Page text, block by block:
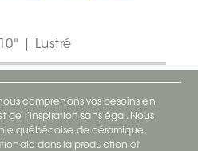
| Lustré
comprenons vos besoins en
de l’inspiration sans égal. Nous
québécoise de céramique
dans la production et